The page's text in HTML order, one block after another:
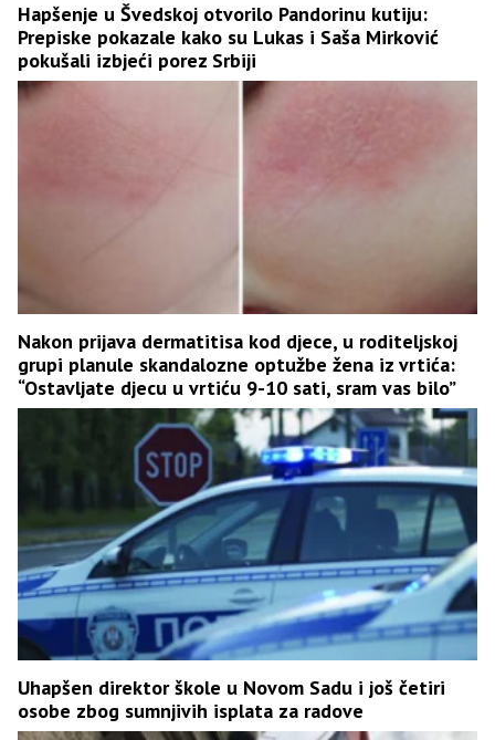
Hapšenje u Švedskoj otvorilo Pandorinu kutiju:
Prepiske pokazale kako su Lukas i Saša Mirković
pokušali izbjeći porez Srbiji
Nakon prijava dermatitisa kod djece, u roditeljskoj
grupi planule skandalozne optužbe žena iz vrtića:
“Ostavljate djecu u vrtiću 9-10 sati, sram vas bilo”
Uhapšen direktor škole u Novom Sadu i još četiri
osobe zbog sumnjivih isplata za radove